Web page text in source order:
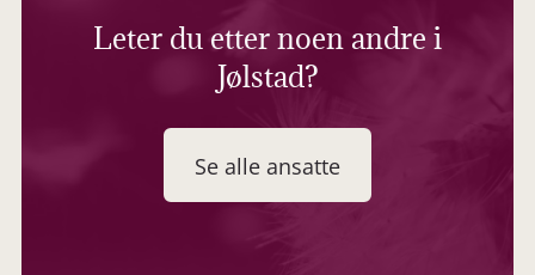
Leter du etter noen andre i
Jølstad?
Se alle ansatte